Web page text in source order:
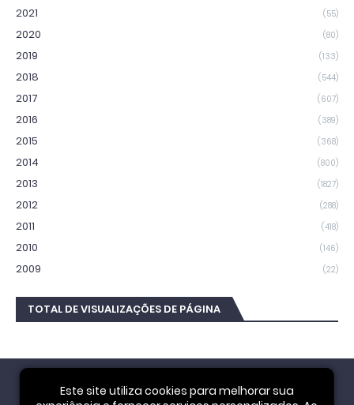
2021 (55)
2020 (80)
2019 (133)
2018 (544)
2017 (607)
2016 (389)
2015 (368)
2014 (800)
2013 (1827)
2012 (288)
2011 (418)
2010 (146)
2009 (22)
TOTAL DE VISUALIZAÇÕES DE PÁGINA
Este site utiliza cookies para melhorar sua